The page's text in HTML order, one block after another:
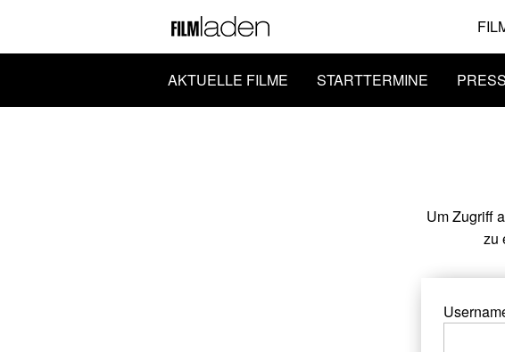
AKTUELLE FILME STARTTERMINE
Um Zugriff
zu